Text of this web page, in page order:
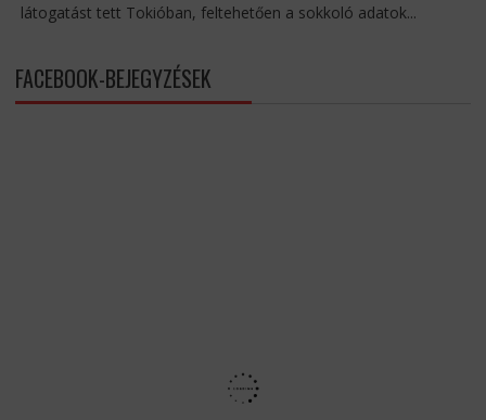
látogatást tett Tokióban, feltehetően a sokkoló adatok...
FACEBOOK-BEJEGYZÉSEK